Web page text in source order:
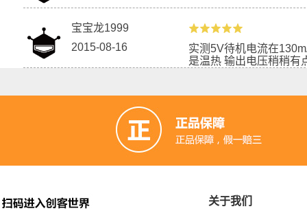
宝宝龙1999
2015-08-16
实测5V待机电流在
是温热 输出电压稍稍有
关于我们